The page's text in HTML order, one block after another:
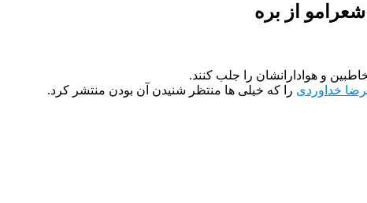
از بره
و هوادارانشان را جلب کنند.
خداوردی را که خیلی ها منتظر شنیدن آن بودن منتشر کرد.